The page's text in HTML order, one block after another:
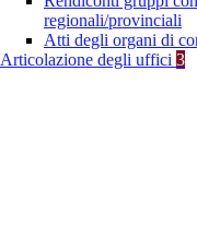
regionali/provinciali
Atti degli organi di
Articolazione degli uffici 3